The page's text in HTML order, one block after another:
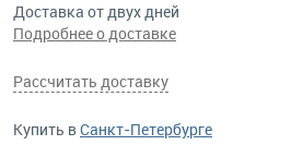
Доставка от двух дней
Подробнее о доставке
Рассчитать доставку
Купить вСанкт-Петербурге